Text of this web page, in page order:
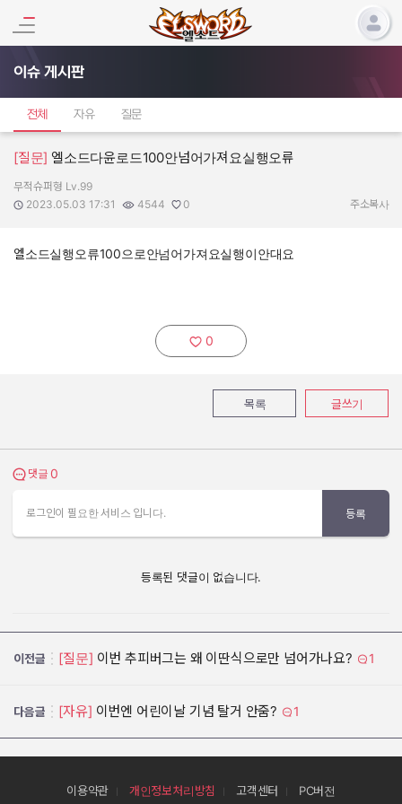
이슈 게시판
전체 자유 질문
[질문] 엘소드다윤로드100안넘어가져요실행오류
작성자:
무적슈퍼형 Lv.99
작성일:
2023.05.03 17:31
조회수:
4544
추천수:
0 주소복사
엘소드실행오류100으로안넘어가져요실행이안대요
추천하기:
0
목록 글쓰기
댓글 보기
댓글 0
로그인이 필요한 서비스 입니다. 등록
등록된 댓글이 없습니다.
이전글 [질문] 이번 추피버그는 왜 이딴식으로만 넘어가나요? 1
다음글 [자유] 이번엔 어린이날 기념 탈거 안줌? 1
이용약관 개인정보처리방침 고객센터 PC버전